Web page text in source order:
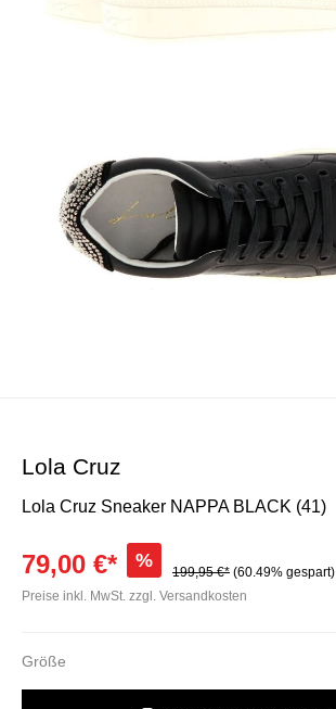
Lola Cruz
Lola Cruz Sneaker NAPPA BLACK (41)
79,00 €* %
199,95 €* (60.49% gespart)
Preise inkl. MwSt. zzgl. Versandkosten
Größe